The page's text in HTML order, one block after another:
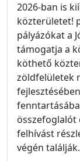
2026-ban is
közterületet!
pályázókat a
támogatja a
köthető
zöldfelületek
összefoglalót
felhívást
végén